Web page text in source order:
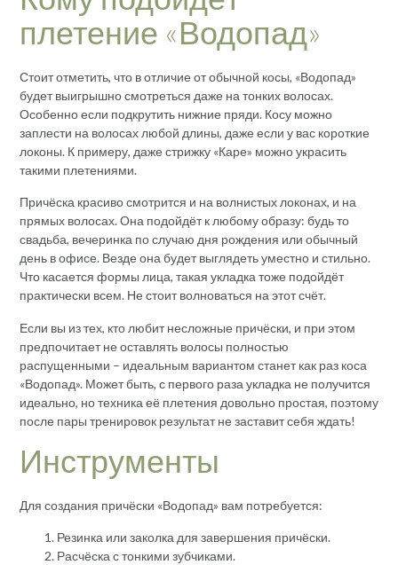
плетение «Водопад»
Стоит отметить, что в отличие от обычной косы, «Водопад»
будет выигрышно смотреться даже на тонких волосах.
Особенно если подкрутить нижние пряди. Косу можно
заплести на волосах любой длины, даже если у вас короткие
локоны. К примеру, даже стрижку «Каре» можно украсить
такими плетениями.
Причёска красиво смотрится и на волнистых локонах, и на
прямых волосах. Она подойдёт к любому образу: будь то
свадьба, вечеринка по случаю дня рождения или обычный
день в офисе. Везде она будет выглядеть уместно и стильно.
Что касается формы лица, такая укладка тоже подойдёт
практически всем. Не стоит волноваться на этот счёт.
Если вы из тех, кто любит несложные причёски, и при этом
предпочитает не оставлять волосы полностью
распущенными – идеальным вариантом станет как раз коса
«Водопад». Может быть, с первого раза укладка не получится
идеально, но техника её плетения довольно простая, поэтому
после пары тренировок результат не заставит себя ждать!
Инструменты
Для создания причёски «Водопад» вам потребуется:
Резинка или заколка для завершения причёски.
Расчёска с тонкими зубчиками.